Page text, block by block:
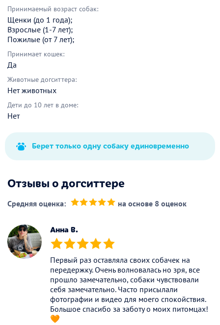
Принимаемый возраст собак:
Щенки (до 1 года);
Взрослые (1-7 лет);
Пожилые (от 7 лет);
Принимает кошек:
Да
Животные догситтера:
Нет животных
Дети до 10 лет в доме:
Нет
Берет только одну собаку единовременно
Отзывы о догситтере
Средняя оценка: на основе 8 оценок
Анна В.
(*) (*) (*) (*) (*)
Первый раз оставляла своих собачек на
передержку. Очень волновалась но зря, все
прошло замечательно, собаки чувствовали
себя замечательно. Часто присылали
фотографии и видео для моего спокойствия.
Большое спасибо за заботу о моих питомцах!
🧡